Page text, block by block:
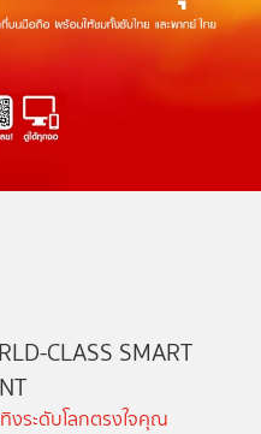
CLASS SMART
งระดับโลกตรงใจคุณ